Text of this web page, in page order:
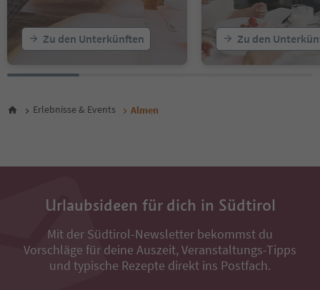
Zu den Unterkünften Zu den
Erlebnisse & Events Almen
Urlaubsideen für dich in Südtirol
Mit der Südtirol-Newsletter bekommst du
Vorschläge für deine Auszeit, Veranstaltungs-Tipps
und typische Rezepte direkt ins Postfach.